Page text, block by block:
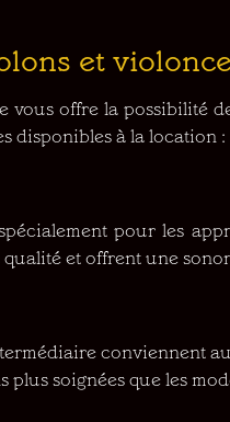
et
vous offre la possibilité
disponibles à la location :
pour les
et offrent une
conviennent
soignées que les